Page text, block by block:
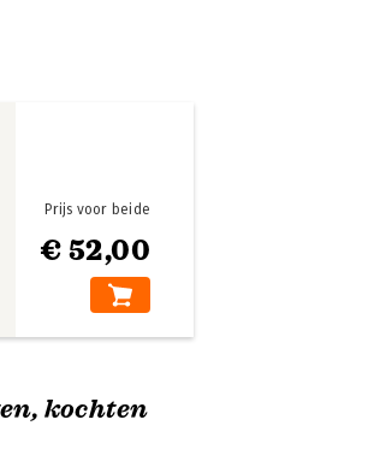
€ 52,00
Prijs voor beide
kochten